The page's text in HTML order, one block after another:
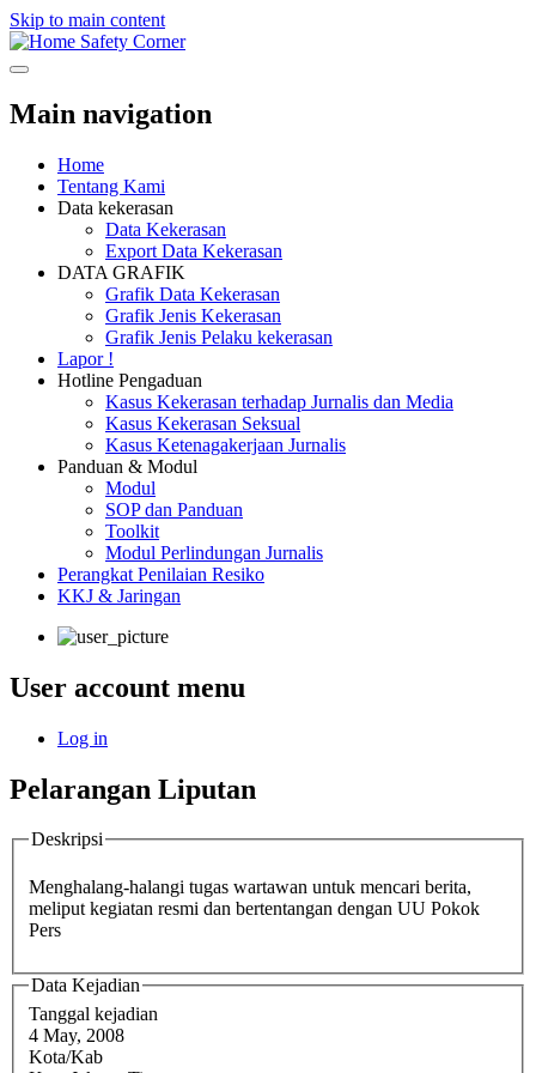
Skip to main content
Safety Corner
Main navigation
Home
Tentang Kami
Data kekerasan
Data Kekerasan
Export Data Kekerasan
DATA GRAFIK
Grafik Data Kekerasan
Grafik Jenis Kekerasan
Grafik Jenis Pelaku kekerasan
Lapor !
Hotline Pengaduan
Kasus Kekerasan terhadap Jurnalis dan Media
Kasus Kekerasan Seksual
Kasus Ketenagakerjaan Jurnalis
Panduan & Modul
Modul
SOP dan Panduan
Toolkit
Modul Perlindungan Jurnalis
Perangkat Penilaian Resiko
KKJ & Jaringan
User account menu
Log in
Pelarangan Liputan
Deskripsi
Menghalang-halangi tugas wartawan untuk mencari berita,
meliput kegiatan resmi dan bertentangan dengan UU Pokok
Pers
Data Kejadian
Tanggal kejadian
4 May, 2008
Kota/Kab